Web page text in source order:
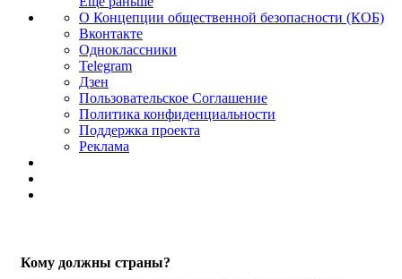
О Концепции общественной безопасности (КОБ)
Вконтакте
Одноклассники
Telegram
Дзен
Пользовательское Соглашение
Политика конфиденциальности
Поддержка проекта
Реклама
Кому должны страны?